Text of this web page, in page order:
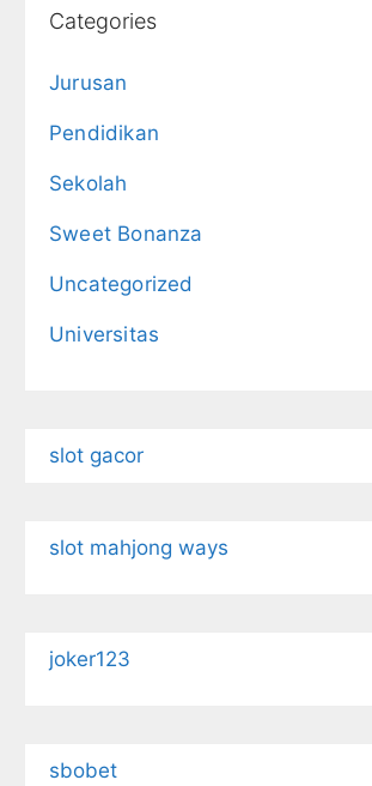
Categories
Jurusan
Pendidikan
Sekolah
Sweet Bonanza
Uncategorized
Universitas
slot gacor
slot mahjong ways
joker123
sbobet